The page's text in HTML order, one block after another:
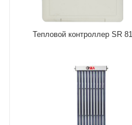
Тепловой контроллер SR 81